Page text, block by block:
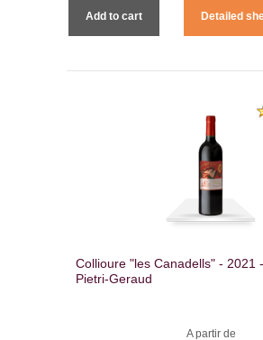
Add to cart Detailed
Collioure "les Canadells" - 2021
Pietri-Geraud
A partir de